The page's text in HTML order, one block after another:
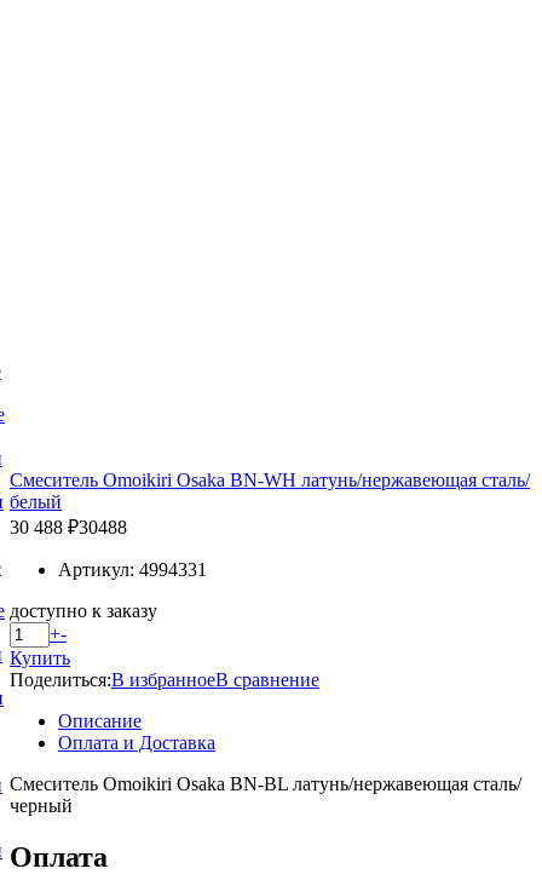
Смеситель Omoikiri Osaka BN-WH латунь/нержавеющая сталь/
белый
30 488 ₽30488
Артикул: 4994331
доступно к заказу
+-
Купить
Поделиться:В избранноеВ сравнение
Описание
Оплата и Доставка
Смеситель Omoikiri Osaka BN-BL латунь/нержавеющая сталь/
черный
Оплата